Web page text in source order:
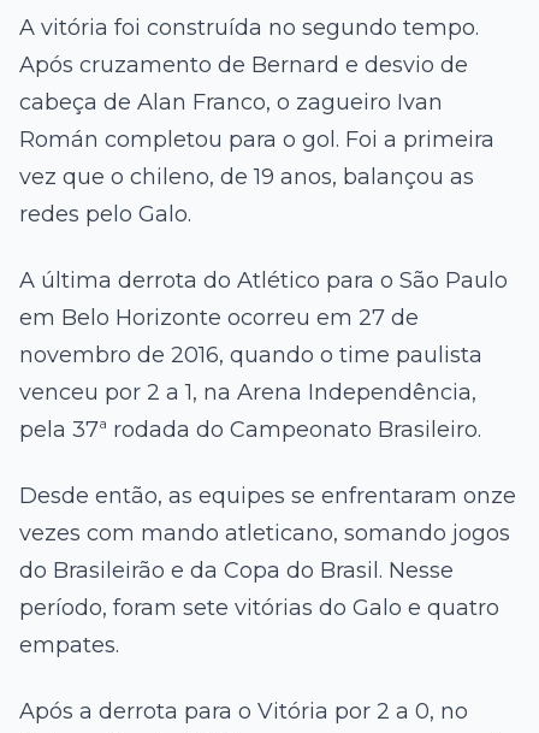
A vitória foi construída no segundo tempo.
Após cruzamento de Bernard e desvio de
cabeça de Alan Franco, o zagueiro Ivan
Román completou para o gol. Foi a primeira
vez que o chileno, de 19 anos, balançou as
redes pelo Galo.
A última derrota do Atlético para o São Paulo
em Belo Horizonte ocorreu em 27 de
novembro de 2016, quando o time paulista
venceu por 2 a 1, na Arena Independência,
pela 37ª rodada do Campeonato Brasileiro.
Desde então, as equipes se enfrentaram onze
vezes com mando atleticano, somando jogos
do Brasileirão e da Copa do Brasil. Nesse
período, foram sete vitórias do Galo e quatro
empates.
Após a derrota para o Vitória por 2 a 0, no